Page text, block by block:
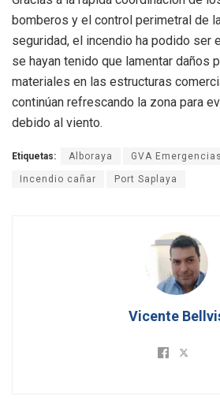
bomberos y el control perimetral de
seguridad, el incendio ha podido ser
se hayan tenido que lamentar daños
materiales en las estructuras
continúan refrescando la zona para
debido al viento.
Etiquetas: Alboraya GVA Emergencias
Incendio cañar Port Saplaya
Vicente